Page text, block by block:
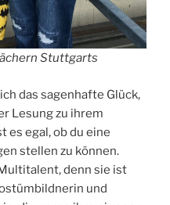
Stuttgarts
das sagenhafte Glück,
Lesung zu ihrem
es egal, ob du eine
stellen zu können.
denn sie ist
und